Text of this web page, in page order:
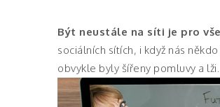
Být neustále na síti je pro
sociálních sítích, i když nás
obvykle byly šířeny pomluvy a lži.